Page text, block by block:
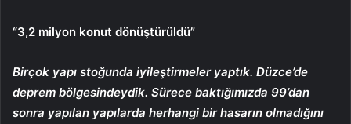
“3,2 milyon konut dönüştürüldü”
Birçok yapı stoğunda iyileştirmeler yaptık. Düzce’de
deprem bölgesindeydik. Sürece baktığımızda 99’dan
sonra yapılan yapılarda herhangi bir hasarın olmadığını